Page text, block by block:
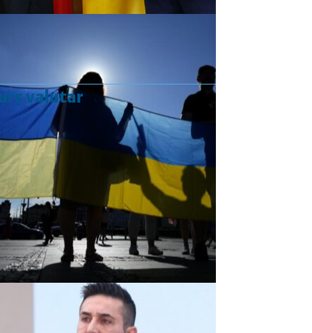
valutar
Curs valutar: 07 Aug 2026
EUR
: 5,2554 RON
+0,0041 ▲
: 4,5584 RON
+0,0077 ▲
: 5,6244 RON
+0,0023 ▲
GBP : 6,1277 RON
+0,0041 ▲
Convertor valutar
»